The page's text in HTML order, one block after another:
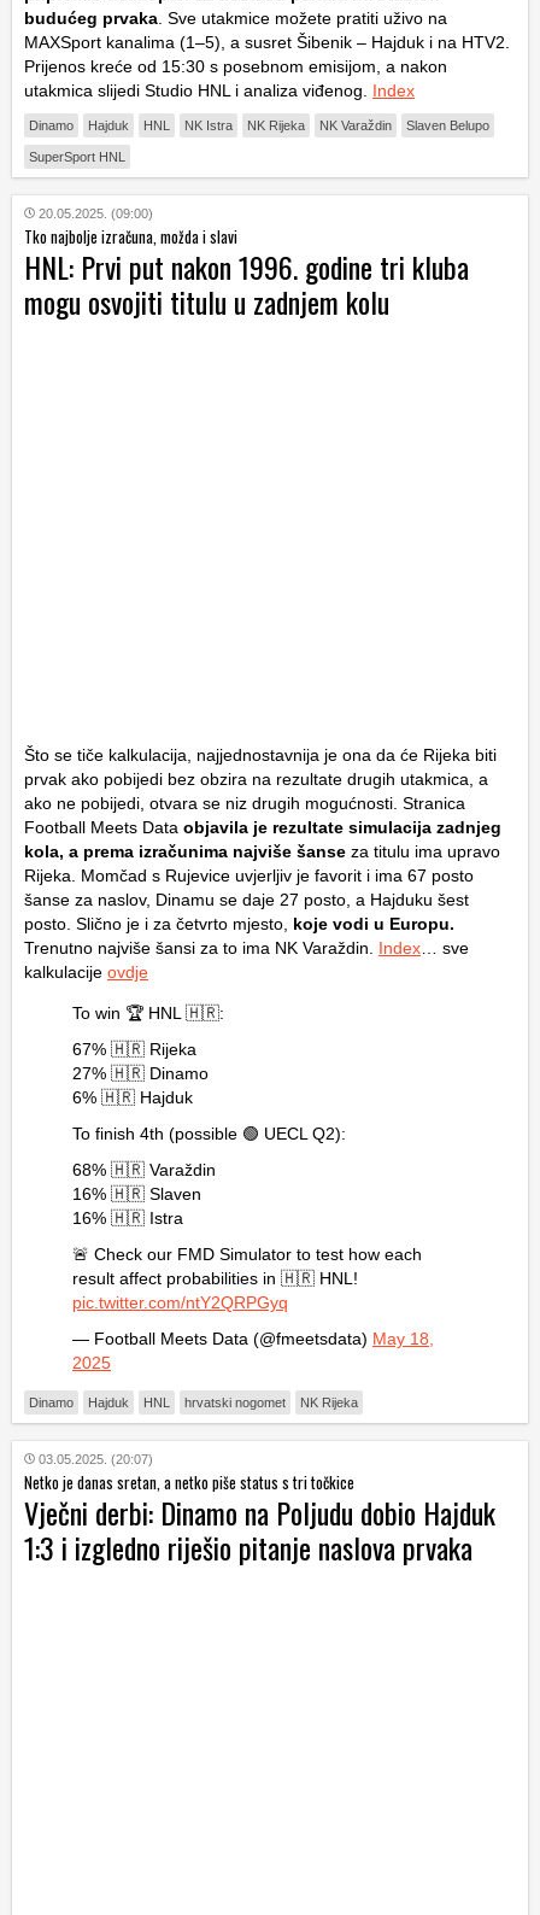
budućeg prvaka . Sve utakmice možete pratiti uživo na
MAXSport kanalima (1–5), a susret Šibenik – Hajduk i na HTV2.
Prijenos kreće od 15:30 s posebnom emisijom, a nakon
utakmica slijedi Studio HNL i analiza viđenog. Index
Dinamo Hajduk HNL NK Istra NK Rijeka NK Varaždin Slaven Belupo
SuperSport HNL
20.05.2025. (09:00)
Tko najbolje izračuna, možda i slavi
HNL: Prvi put nakon 1996. godine tri kluba
mogu osvojiti titulu u zadnjem kolu
Što se tiče kalkulacija, najjednostavnija je ona da će Rijeka biti
prvak ako pobijedi bez obzira na rezultate drugih utakmica, a
ako ne pobijedi, otvara se niz drugih mogućnosti. Stranica
Football Meets Data objavila je rezultate simulacija zadnjeg
kola, a prema izračunima najviše šanse za titulu ima upravo
Rijeka. Momčad s Rujevice uvjerljiv je favorit i ima 67 posto
šanse za naslov, Dinamu se daje 27 posto, a Hajduku šest
posto. Slično je i za četvrto mjesto, koje vodi u Europu.
Trenutno najviše šansi za to ima NK Varaždin. Index … sve
kalkulacije ovdje
To win 🏆 HNL 🇭🇷:
67% 🇭🇷 Rijeka
27% 🇭🇷 Dinamo
6% 🇭🇷 Hajduk
To finish 4th (possible 🟢 UECL Q2):
68% 🇭🇷 Varaždin
16% 🇭🇷 Slaven
16% 🇭🇷 Istra
🚨 Check our FMD Simulator to test how each
result affect probabilities in 🇭🇷 HNL!
pic.twitter.com/ntY2QRPGyq
— Football Meets Data (@fmeetsdata) May 18,
2025
Dinamo Hajduk HNL hrvatski nogomet NK Rijeka
03.05.2025. (20:07)
Netko je danas sretan, a netko piše status s tri točkice
Vječni derbi: Dinamo na Poljudu dobio Hajduk
1:3 i izgledno riješio pitanje naslova prvaka